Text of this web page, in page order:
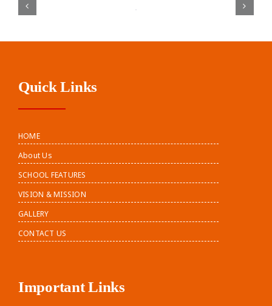
Quick Links
HOME
About Us
SCHOOL FEATURES
VISION & MISSION
GALLERY
CONTACT US
Important Links